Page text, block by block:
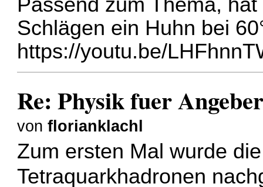
Schlägen ein Huhn bei
https://youtu.be/
Re: Physik fuer
vonflorianklachl
Zum ersten Mal wurde
Tetraquarkhadronen